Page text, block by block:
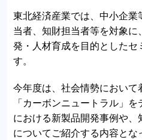
東北経済産業では、中小企業
当者、知財担当者等を対象に
発・人材育成を目的としたセ
す。
今年度は、社会情勢において
「カーボンニュートラル」
における新製品開発事例や
についてご紹介する内容とな